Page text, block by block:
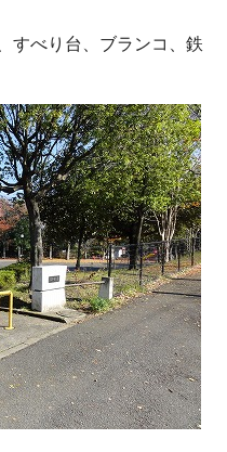
すべり台、ブランコ、鉄